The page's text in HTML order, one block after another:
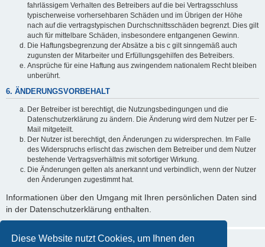
Diese Website nutzt Cookies, um Ihnen den
fahrlässigem Verhalten des Betreibers auf die bei Vertragsschluss
typischerweise vorhersehbaren Schäden und im Übrigen der Höhe
nach auf die vertragstypischen Durchschnittsschäden begrenzt. Dies gilt
auch für mittelbare Schäden, insbesondere entgangenen Gewinn.
Die Haftungsbegrenzung der Absätze a bis c gilt sinngemäß auch
zugunsten der Mitarbeiter und Erfüllungsgehilfen des Betreibers.
Ansprüche für eine Haftung aus zwingendem nationalem Recht bleiben
unberührt.
6. ÄNDERUNGSVORBEHALT
Der Betreiber ist berechtigt, die Nutzungsbedingungen und die
Datenschutzerklärung zu ändern. Die Änderung wird dem Nutzer per E-
Mail mitgeteilt.
Der Nutzer ist berechtigt, den Änderungen zu widersprechen. Im Falle
des Widerspruchs erlischt das zwischen dem Betreiber und dem Nutzer
bestehende Vertragsverhältnis mit sofortiger Wirkung.
Die Änderungen gelten als anerkannt und verbindlich, wenn der Nutzer
den Änderungen zugestimmt hat.
Informationen über den Umgang mit Ihren persönlichen Daten sind
in der Datenschutzerklärung enthalten.